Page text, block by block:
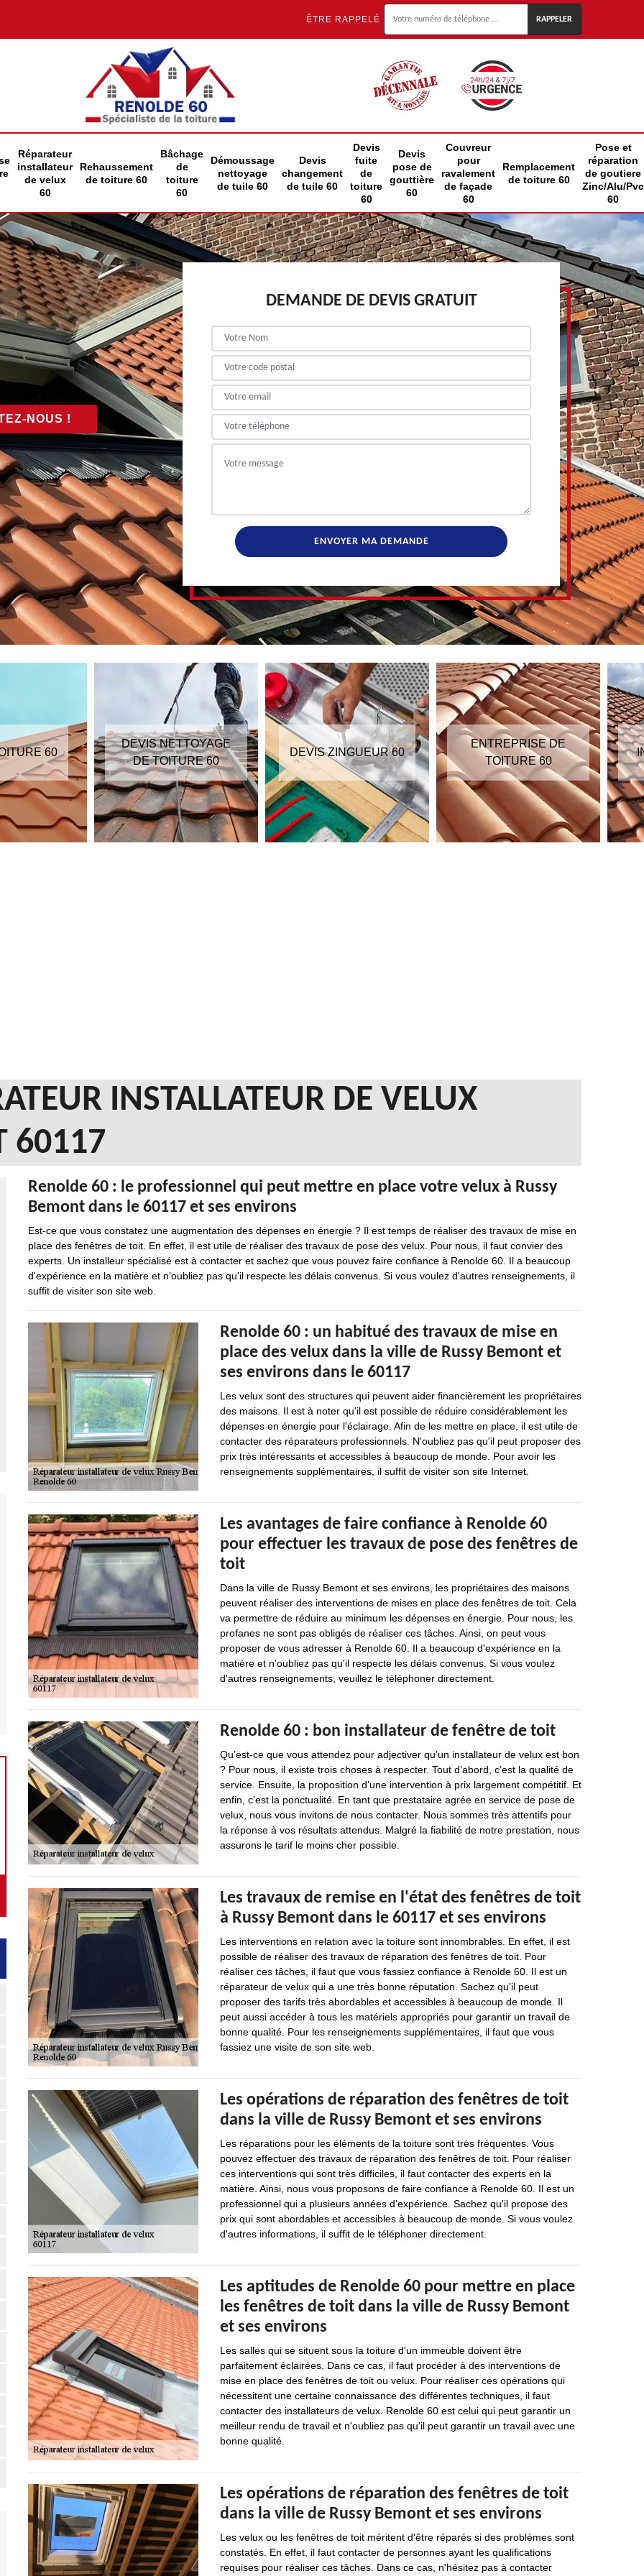
ÊTRE RAPPELÉ
Réparateur
installateur
de velux
60
Rehaussement
de toiture 60
Bâchage
de
toiture
60
Démoussage
nettoyage
de tuile 60
Devis
changement
de tuile 60
Devis
fuite
de
toiture
60
Devis
pose de
gouttière
60
Couvreur
pour
ravalement
de façade
60
Remplacement
de toiture 60
Pose et
réparation
de goutiere
Zinc/Alu/Pvc
60
NOUS !
DEMANDE DE DEVIS GRATUIT
60
DEVIS NETTOYAGE
DE TOITURE 60
DEVIS ZINGUEUR 60
ENTREPRISE DE
TOITURE 60
INSTALLATEUR DE VELUX
60117
Renolde 60 : le professionnel qui peut mettre en place votre velux à Russy
Bemont dans le 60117 et ses environs
Est-ce que vous constatez une augmentation des dépenses en énergie ? Il est temps de réaliser des travaux de mise en
place des fenêtres de toit. En effet, il est utile de réaliser des travaux de pose des velux. Pour nous, il faut convier des
experts. Un installeur spécialisé est à contacter et sachez que vous pouvez faire confiance à Renolde 60. Il a beaucoup
d'expérience en la matière et n'oubliez pas qu'il respecte les délais convenus. Si vous voulez d'autres renseignements, il
suffit de visiter son site web.
Renolde 60 : un habitué des travaux de mise en
place des velux dans la ville de Russy Bemont et
ses environs dans le 60117
Les velux sont des structures qui peuvent aider financièrement les propriétaires
des maisons. Il est à noter qu'il est possible de réduire considérablement les
dépenses en énergie pour l'éclairage. Afin de les mettre en place, il est utile de
contacter des réparateurs professionnels. N'oubliez pas qu'il peut proposer des
prix très intéressants et accessibles à beaucoup de monde. Pour avoir les
renseignements supplémentaires, il suffit de visiter son site Internet.
Les avantages de faire confiance à Renolde 60
pour effectuer les travaux de pose des fenêtres de
toit
Dans la ville de Russy Bemont et ses environs, les propriétaires des maisons
peuvent réaliser des interventions de mises en place des fenêtres de toit. Cela
va permettre de réduire au minimum les dépenses en énergie. Pour nous, les
profanes ne sont pas obligés de réaliser ces tâches. Ainsi, on peut vous
proposer de vous adresser à Renolde 60. Il a beaucoup d'expérience en la
matière et n'oubliez pas qu'il respecte les délais convenus. Si vous voulez
d'autres renseignements, veuillez le téléphoner directement.
Renolde 60 : bon installateur de fenêtre de toit
Qu’est-ce que vous attendez pour adjectiver qu’un installateur de velux est bon
? Pour nous, il existe trois choses à respecter. Tout d’abord, c’est la qualité de
service. Ensuite, la proposition d’une intervention à prix largement compétitif. Et
enfin, c’est la ponctualité. En tant que prestataire agrée en service de pose de
velux, nous vous invitons de nous contacter. Nous sommes très attentifs pour
la réponse à vos résultats attendus. Malgré la fiabilité de notre prestation, nous
assurons le tarif le moins cher possible.
Les travaux de remise en l'état des fenêtres de toit
à Russy Bemont dans le 60117 et ses environs
Les interventions en relation avec la toiture sont innombrables. En effet, il est
possible de réaliser des travaux de réparation des fenêtres de toit. Pour
réaliser ces tâches, il faut que vous fassiez confiance à Renolde 60. Il est un
réparateur de velux qui a une très bonne réputation. Sachez qu'il peut
proposer des tarifs très abordables et accessibles à beaucoup de monde. Il
peut aussi accéder à tous les matériels appropriés pour garantir un travail de
bonne qualité. Pour les renseignements supplémentaires, il faut que vous
fassiez une visite de son site web.
Les opérations de réparation des fenêtres de toit
dans la ville de Russy Bemont et ses environs
Les réparations pour les éléments de la toiture sont très fréquentes. Vous
pouvez effectuer des travaux de réparation des fenêtres de toit. Pour réaliser
ces interventions qui sont très difficiles, il faut contacter des experts en la
matière. Ainsi, nous vous proposons de faire confiance à Renolde 60. Il est un
professionnel qui a plusieurs années d'expérience. Sachez qu'il propose des
prix qui sont abordables et accessibles à beaucoup de monde. Si vous voulez
d'autres informations, il suffit de le téléphoner directement.
Les aptitudes de Renolde 60 pour mettre en place
les fenêtres de toit dans la ville de Russy Bemont
et ses environs
Les salles qui se situent sous la toiture d'un immeuble doivent être
parfaitement éclairées. Dans ce cas, il faut procéder à des interventions de
mise en place des fenêtres de toit ou velux. Pour réaliser ces opérations qui
nécessitent une certaine connaissance des différentes techniques, il faut
contacter des installateurs de velux. Renolde 60 est celui qui peut garantir un
meilleur rendu de travail et n'oubliez pas qu'il peut garantir un travail avec une
bonne qualité.
Les opérations de réparation des fenêtres de toit
dans la ville de Russy Bemont et ses environs
Les velux ou les fenêtres de toit méritent d'être réparés si des problèmes sont
constatés. En effet, il faut contacter de personnes ayant les qualifications
requises pour réaliser ces tâches. Dans ce cas, n'hésitez pas à contacter